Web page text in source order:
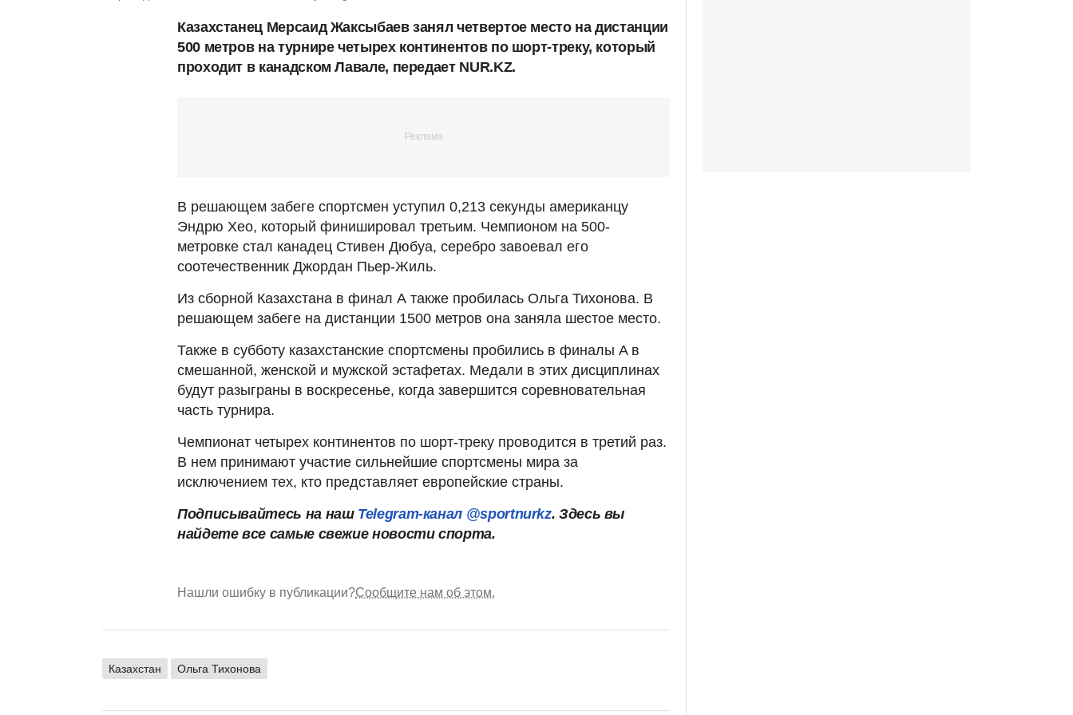
Казахстанец Мерсаид Жаксыбаев занял четвертое место на дистанции
500 метров на турнире четырех континентов по шорт-треку, который
проходит в канадском Лавале, передает NUR.KZ.
В решающем забеге спортсмен уступил 0,213 секунды американцу
Эндрю Хео, который финишировал третьим. Чемпионом на 500-
метровке стал канадец Стивен Дюбуа, серебро завоевал его
соотечественник Джордан Пьер-Жиль.
Из сборной Казахстана в финал А также пробилась Ольга Тихонова. В
решающем забеге на дистанции 1500 метров она заняла шестое место.
Также в субботу казахстанские спортсмены пробились в финалы A в
смешанной, женской и мужской эстафетах. Медали в этих дисциплинах
будут разыграны в воскресенье, когда завершится соревновательная
часть турнира.
Чемпионат четырех континентов по шорт-треку проводится в третий раз.
В нем принимают участие сильнейшие спортсмены мира за
исключением тех, кто представляет европейские страны.
Подписывайтесь на наш Telegram-канал @sportnurkz. Здесь вы
найдете все самые свежие новости спорта.
Нашли ошибку в публикации?Сообщите нам об этом.
Казахстан Ольга Тихонова